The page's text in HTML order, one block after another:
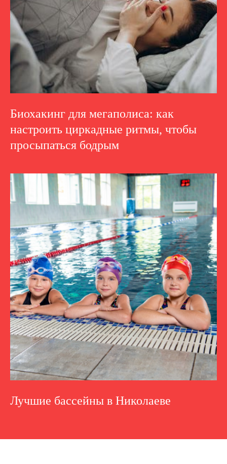
Биохакинг для мегаполиса: как
настроить циркадные ритмы, чтобы
просыпаться бодрым
Лучшие бассейны в Николаеве